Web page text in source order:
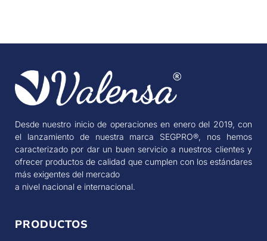
Desde nuestro inicio de operaciones en enero del 2019, con
el lanzamiento de nuestra marca SEGPRO®, nos hemos
caracterizado por dar un buen servicio a nuestros clientes y
ofrecer productos de calidad que cumplen con los estándares
más exigentes del mercado
a nivel nacional e internacional.
PRODUCTOS